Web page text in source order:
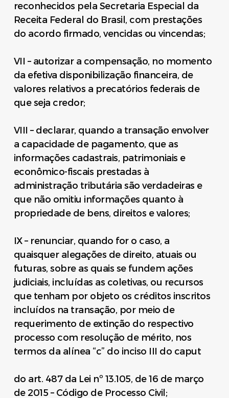
reconhecidos pela Secretaria Especial da
Receita Federal do Brasil, com prestações
do acordo firmado, vencidas ou vincendas;
VII – autorizar a compensação, no momento
da efetiva disponibilização financeira, de
valores relativos a precatórios federais de
que seja credor;
VIII – declarar, quando a transação envolver
a capacidade de pagamento, que as
informações cadastrais, patrimoniais e
econômico-fiscais prestadas à
administração tributária são verdadeiras e
que não omitiu informações quanto à
propriedade de bens, direitos e valores;
IX – renunciar, quando for o caso, a
quaisquer alegações de direito, atuais ou
futuras, sobre as quais se fundem ações
judiciais, incluídas as coletivas, ou recursos
que tenham por objeto os créditos inscritos
incluídos na transação, por meio de
requerimento de extinção do respectivo
processo com resolução de mérito, nos
termos da alínea “c” do inciso III do caput
do art. 487 da Lei nº 13.105, de 16 de março
de 2015 – Código de Processo Civil;